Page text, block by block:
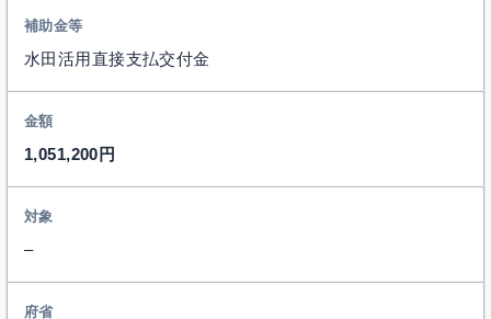
水田活用直接支払交付金
1,051,200円
–